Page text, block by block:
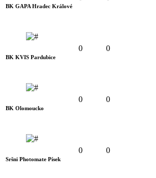
BK GAPA Hradec Králové
BK KVIS Pardubice
0 0
BK Olomoucko
0 0
Sršni Photomate Písek
0 0